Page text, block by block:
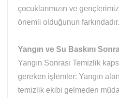
çocuklarımızın ve
önemli olduğunun farkındadır.
Yangın ve Su Baskını
Yangın Sonrası Temizlik
gereken işlemler: Yangın
temizlik ekibi gelmeden